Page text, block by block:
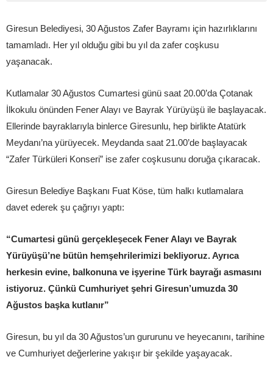
Giresun Belediyesi, 30 Ağustos Zafer Bayramı için hazırlıklarını
tamamladı. Her yıl olduğu gibi bu yıl da zafer coşkusu
yaşanacak.
Kutlamalar 30 Ağustos Cumartesi günü saat 20.00’da Çotanak
İlkokulu önünden Fener Alayı ve Bayrak Yürüyüşü ile başlayacak.
Ellerinde bayraklarıyla binlerce Giresunlu, hep birlikte Atatürk
Meydanı’na yürüyecek. Meydanda saat 21.00’de başlayacak
“Zafer Türküleri Konseri” ise zafer coşkusunu doruğa çıkaracak.
Giresun Belediye Başkanı Fuat Köse, tüm halkı kutlamalara
davet ederek şu çağrıyı yaptı:
“Cumartesi günü gerçekleşecek Fener Alayı ve Bayrak
Yürüyüşü’ne bütün hemşehrilerimizi bekliyoruz. Ayrıca
herkesin evine, balkonuna ve işyerine Türk bayrağı asmasını
istiyoruz. Çünkü Cumhuriyet şehri Giresun’umuzda 30
Ağustos başka kutlanır”
Giresun, bu yıl da 30 Ağustos’un gururunu ve heyecanını, tarihine
ve Cumhuriyet değerlerine yakışır bir şekilde yaşayacak.